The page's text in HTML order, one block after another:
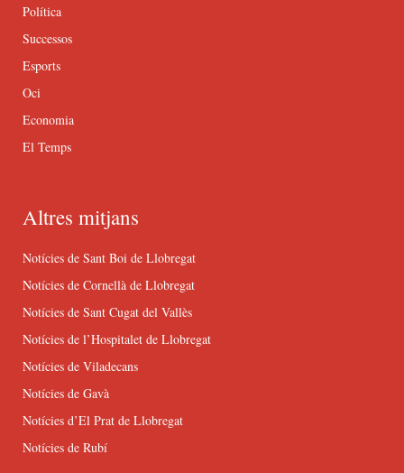
Política
Successos
Esports
Oci
Economia
El Temps
Altres mitjans
Notícies de Sant Boi de Llobregat
Notícies de Cornellà de Llobregat
Notícies de Sant Cugat del Vallès
Notícies de l’Hospitalet de Llobregat
Notícies de Viladecans
Notícies de Gavà
Notícies d’El Prat de Llobregat
Notícies de Rubí